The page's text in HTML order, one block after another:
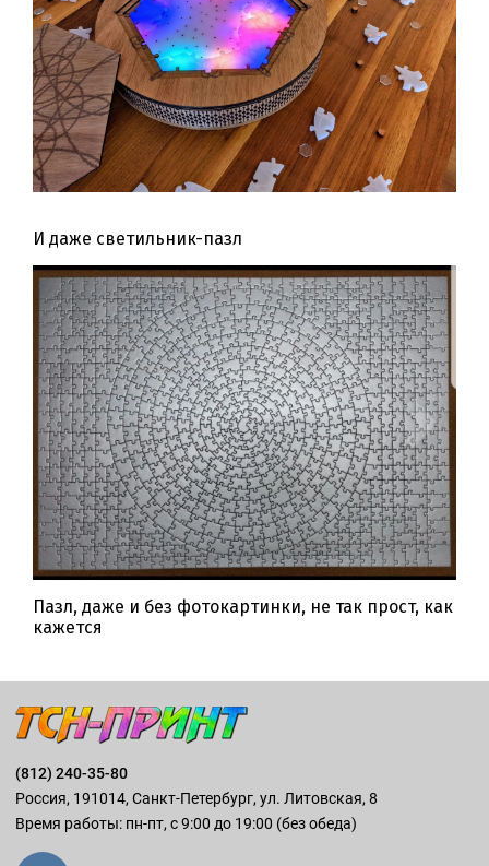
И даже светильник-пазл
Пазл, даже и без фотокартинки, не так прост, как
кажется
(812) 240-35-80
Россия, 191014, Санкт-Петербург, ул. Литовская, 8
Время работы: пн-пт, с 9:00 до 19:00 (без обеда)